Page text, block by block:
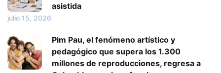
asistida
julio 15, 2026
Pim Pau, el fenómeno artístico y
pedagógico que supera los 1.300
millones de reproducciones, regresa a